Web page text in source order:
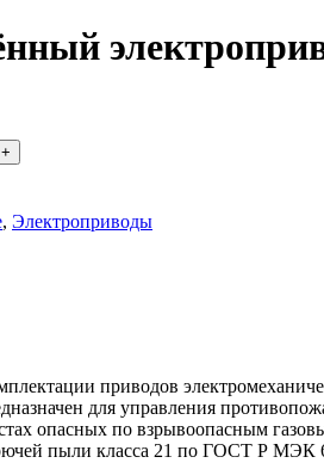
, Электроприводы
приводов
для управления
опасных по взрывоопасным
пыли класса 21 по ГОСТ Р МЭК